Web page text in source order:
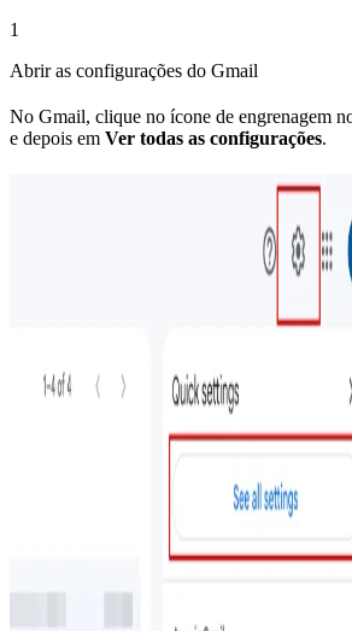
1
Abrir as configurações do Gmail
No Gmail, clique no ícone de engrenagem
e depois em Ver todas as configurações.